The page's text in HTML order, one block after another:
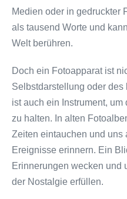
Medien oder in gedruckter
als tausend Worte und
Welt berühren.
Doch ein Fotoapparat ist
Selbstdarstellung oder
ist auch ein Instrument,
zu halten. In alten
Zeiten eintauchen und uns
Ereignisse erinnern. Ein
Erinnerungen wecken und
der Nostalgie erfüllen.